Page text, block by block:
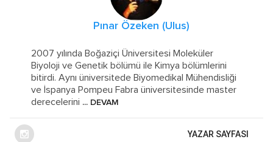
Pınar Özeken (Ulus)
2007 yılında Boğaziçi Üniversitesi Moleküler
Biyoloji ve Genetik bölümü ile Kimya bölümlerini
bitirdi. Aynı üniversitede Biyomedikal Mühendisliği
ve İspanya Pompeu Fabra üniversitesinde master
derecelerini ... DEVAM
YAZAR SAYFASI